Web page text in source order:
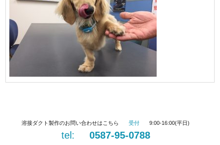
溶接ダクト製作のお問い合わせはこちら 受付 9:00-16:00(平日)
tel:
0587-95-0788